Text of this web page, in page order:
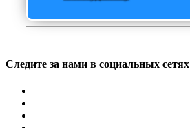
Следите за нами в социальных сетях